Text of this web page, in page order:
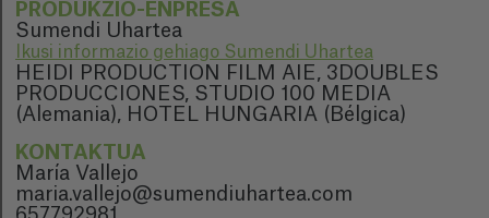
PRODUKZIO-ENPRESA
Sumendi Uhartea
Ikusi informazio gehiago Sumendi Uhartea
HEIDI PRODUCTION FILM AIE, 3DOUBLES
PRODUCCIONES, STUDIO 100 MEDIA
(Alemania), HOTEL HUNGARIA (Bélgica)
KONTAKTUA
María Vallejo
maria.vallejo@sumendiuhartea.com